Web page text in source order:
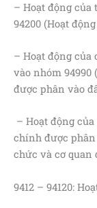
– Hoạt động của
94200 (Hoạt
– Hoạt động
vào nhóm 94990
được phân vào
– Hoạt động
chính được phân
chức và cơ quan
9412 – 94120: